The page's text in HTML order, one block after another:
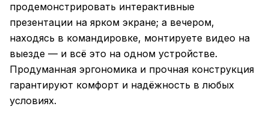
продемонстрировать интерактивные
презентации на ярком экране; а вечером,
находясь в командировке, монтируете видео на
выезде — и всё это на одном устройстве.
Продуманная эргономика и прочная конструкция
гарантируют комфорт и надёжность в любых
условиях.